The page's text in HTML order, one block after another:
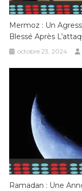
Mermoz : Un
Blessé Après
octobre 23, 2024
Ramadan : Une